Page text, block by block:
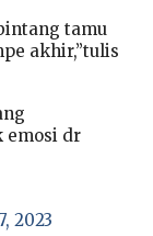
tamu
akhir,”tulis
emosi dr
2023